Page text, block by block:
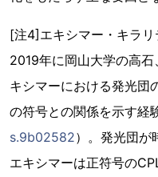
[注4]エキシマー・キラリ
2019年に岡山大学の高
キシマーにおける発光団
の符号との関係を示す経
s.9b02582）。発光団が
エキシマーは正符号の